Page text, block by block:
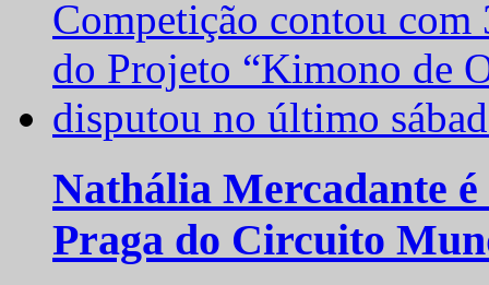
Nathália Mercadante
Praga do Circuito